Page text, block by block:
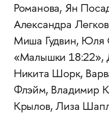
Романова, Ян
Александра
Миша Гудвин, Юля
«Малышки 18:22»,
Никита Шорк,
Флэйм, Владимир
Крылов, Лиза